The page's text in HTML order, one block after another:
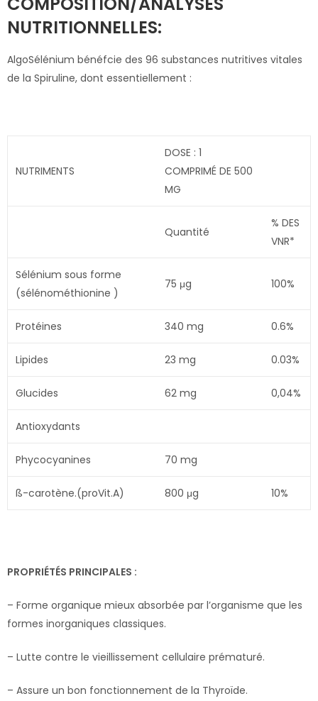
NUTRITIONNELLES:
AlgoSélénium bénéfcie des 96 substances nutritives vitales
de la Spiruline, dont essentiellement :
NUTRIMENTS
DOSE : 1
COMPRIMÉ DE 500
MG
Quantité
% DES
VNR*
Sélénium sous forme
(sélénométhionine )
75 μg 100%
Protéines 340 mg 0.6%
Lipides 23 mg 0.03%
Glucides 62 mg 0,04%
Antioxydants
Phycocyanines 70 mg
ß-carotène.(proVit.A) 800 μg 10%
PROPRIÉTÉS PRINCIPALES :
– Forme organique mieux absorbée par l’organisme que les
formes inorganiques classiques.
– Lutte contre le vieillissement cellulaire prématuré.
– Assure un bon fonctionnement de la Thyroïde.